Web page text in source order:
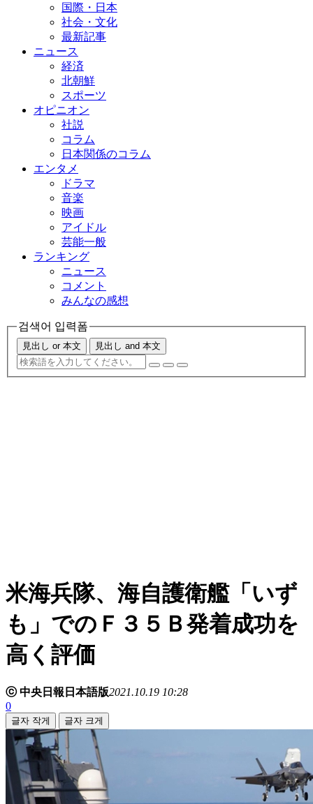
国際・日本
社会・文化
最新記事
ニュース
経済
北朝鮮
スポーツ
オピニオン
社説
コラム
日本関係のコラム
エンタメ
ドラマ
音楽
映画
アイドル
芸能一般
ランキング
ニュース
コメント
みんなの感想
검색어 입력폼
見出し or 本文 見出し and 本文
米海兵隊、海自護衛艦「いず
も」でのＦ３５Ｂ発着成功を
高く評価
ⓒ 中央日報日本語版2021.10.19 10:28
0
글자 작게 글자 크게